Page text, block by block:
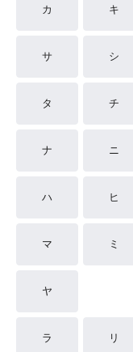
カ キ
サ シ
タ チ
ナ ニ
ハ ヒ
マ ミ
ヤ
ラ リ